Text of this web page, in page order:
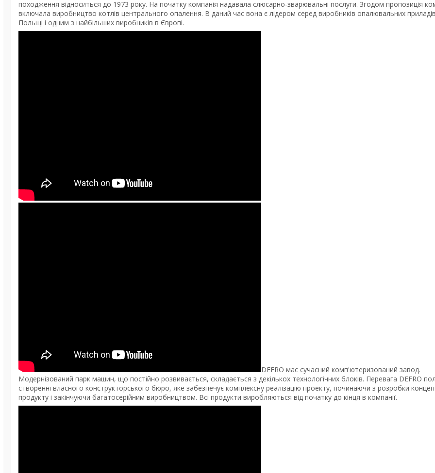
походження відноситься до 1973 року. На початку компанія надавала слюсарно-зварювальні послуги. Згодом пропозиція
включала виробництво котлів центрального опалення. В даний час вона є лідером серед виробників опалювальних
Польщі і одним з найбільших виробників в Європі.
DEFRO має сучасний комп'ютеризований завод.
Модернізований парк машин, що постійно розвивається, складається з декількох технологічних блоків. Перевага DEFRO
створенні власного конструкторського бюро, яке забезпечує комплексну реалізацію проекту, починаючи з розробки
продукту і закінчуючи багатосерійним виробництвом. Всі продукти виробляються від початку до кінця в компанії.